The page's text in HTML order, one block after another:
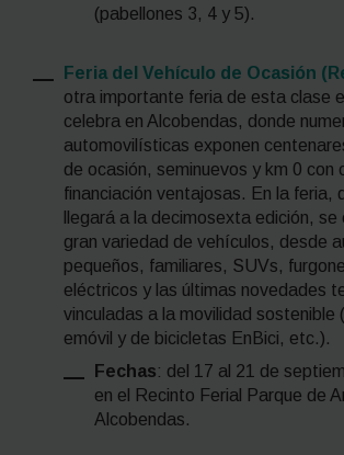
(pabellones 3, 4 y 5).
Feria del Vehículo de Ocasión
otra importante feria de esta clase
celebra en Alcobendas, donde
automovilísticas exponen
de ocasión, seminuevos y km 0 con
financiación ventajosas. En la feria,
llegará a la decimosexta edición, se
gran variedad de vehículos, desde
pequeños, familiares, SUVs,
eléctricos y las últimas novedades
vinculadas a la movilidad sostenible
emóvil y de bicicletas EnBici, etc.).
Fechas: del 17 al 21 de
en el Recinto Ferial Parque de
Alcobendas.